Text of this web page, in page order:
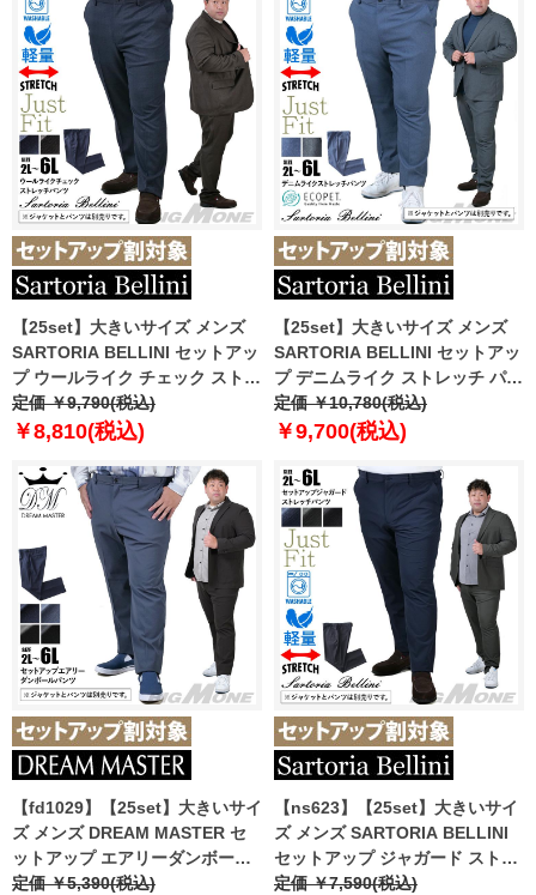
【25set】大きいサイズ メンズ
SARTORIA BELLINI セットアッ
プ ウールライク チェック ストレ
ッチ パンツ ジャストフィット 軽
量 ウォッシャブル イージーケア
定価 ￥9,790(税込)
￥8,810(税込)
【25set】大きいサイズ メンズ
SARTORIA BELLINI セットアッ
プ デニムライク ストレッチ パン
ツ ジャストフィット 軽量 ウォッ
シャブル イージーケア ライフス
定価 ￥10,780(税込)
￥9,700(税込)
【fd1029】【25set】大きいサイ
ズ メンズ DREAM MASTER セ
ットアップ エアリーダンボール
パンツ azw24348-sp
定価 ￥5,390(税込)
【ns623】【25set】大きいサイ
ズ メンズ SARTORIA BELLINI
セットアップ ジャガード ストレ
ッチ パンツ ジャストフィット 軽
定価 ￥7,590(税込)